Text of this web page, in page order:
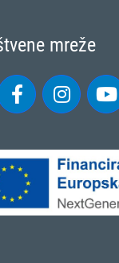
mreže